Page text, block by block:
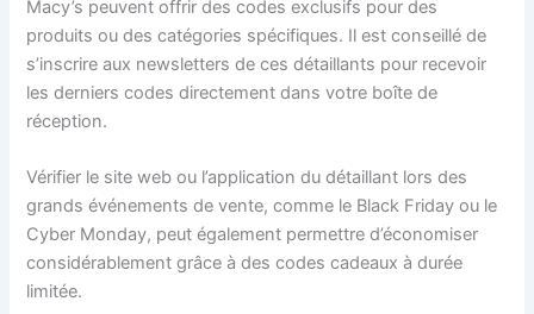
Macy’s peuvent offrir des codes exclusifs pour des
produits ou des catégories spécifiques. Il est conseillé de
s’inscrire aux newsletters de ces détaillants pour recevoir
les derniers codes directement dans votre boîte de
réception.
Vérifier le site web ou l’application du détaillant lors des
grands événements de vente, comme le Black Friday ou le
Cyber Monday, peut également permettre d’économiser
considérablement grâce à des codes cadeaux à durée
limitée.